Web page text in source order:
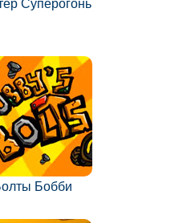
Суперогонь
Бобби